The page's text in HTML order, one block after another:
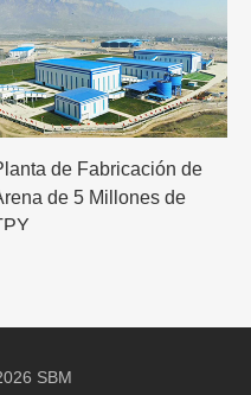
de Fabricación de
de 5 Millones de
SBM